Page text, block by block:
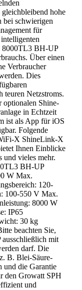
hohe
bei schwierigen
für
8000TL3 BH-UP
Über einen
Verbraucher
Dies
teuren Netzstroms.
Shine-
in Echtzeit
ist als App für iOS
Folgende
X ShineLink-X
Ihnen Einblicke
und vieles mehr.
BH-UP
W Max.
120-
100-550 V Max.
8000 W
IP65
30 kg
beachten Sie,
mit
darf. Die
B. Blei-Säure-
und die Garantie
den Growatt SPH
und